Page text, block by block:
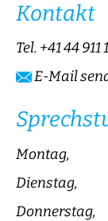
Kontakt
Tel. +41 44 911
E-Mail
Montag,
Dienstag,
Donnerstag,